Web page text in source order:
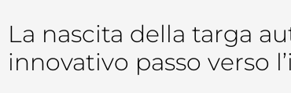
La nascita della targa
innovativo passo verso